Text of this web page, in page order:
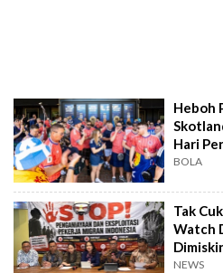
Heboh
Hari
BOLA
Tak
Watch
NEWS